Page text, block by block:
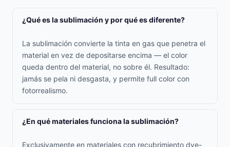
¿Qué es la sublimación y por qué es diferente?
La sublimación convierte la tinta en gas que penetra el
material en vez de depositarse encima — el color
queda dentro del material, no sobre él. Resultado:
jamás se pela ni desgasta, y permite full color con
fotorrealismo.
¿En qué materiales funciona la sublimación?
Exclusivamente en materiales con recubrimiento dye-